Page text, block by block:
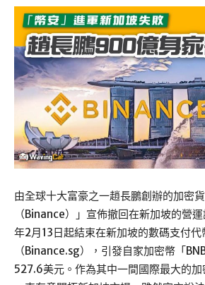
由全球十大富豪之一趙長鵬創辦的加密
（Binance）」宣佈撤回在新加坡的營
年2月13日起結束在新加坡的數碼支付代
（Binance.sg），引發自家加密幣「
527.6美元。作為其中一間國際最大的